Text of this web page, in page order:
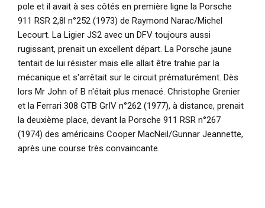
pole et il avait à ses côtés en première ligne la Porsche
911 RSR 2,8l n°252 (1973) de Raymond Narac/Michel
Lecourt. La Ligier JS2 avec un DFV toujours aussi
rugissant, prenait un excellent départ. La Porsche jaune
tentait de lui résister mais elle allait être trahie par la
mécanique et s'arrêtait sur le circuit prématurément. Dès
lors Mr John of B n'était plus menacé. Christophe Grenier
et la Ferrari 308 GTB GrIV n°262 (1977), à distance, prenait
la deuxième place, devant la Porsche 911 RSR n°267
(1974) des américains Cooper MacNeil/Gunnar Jeannette,
après une course très convaincante.